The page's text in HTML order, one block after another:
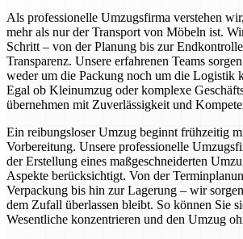
Als professionelle Umzugsfirma verstehen
mehr als nur der Transport von Möbeln ist.
Schritt – von der Planung bis zur
Transparenz. Unsere erfahrenen Teams
weder um die Packung noch um die Logistik
Egal ob Kleinumzug oder komplexe
übernehmen mit Zuverlässigkeit und
Ein reibungsloser Umzug beginnt frühzeitig
Vorbereitung. Unsere professionelle
der Erstellung eines maßgeschneiderten
Aspekte berücksichtigt. Von der
Verpackung bis hin zur Lagerung – wir
dem Zufall überlassen bleibt. So können Sie
Wesentliche konzentrieren und den Umzug